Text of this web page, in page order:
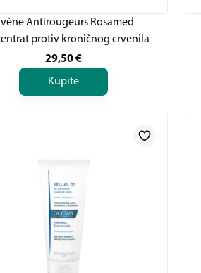
Antirougeurs Rosamed
protiv kroničnog crvenila
29,50€
Kupite